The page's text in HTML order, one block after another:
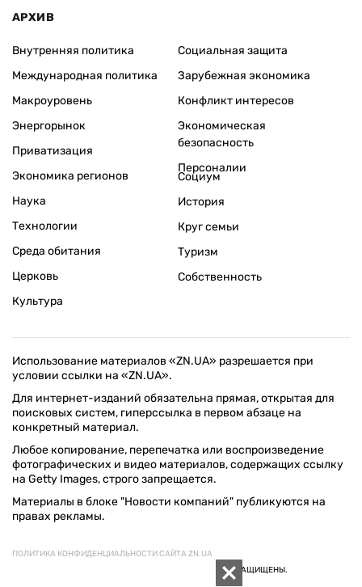
АРХИВ
Внутренняя политика
Международная политика
Макроуровень
Энергорынок
Приватизация
Экономика регионов
Социальная защита
Зарубежная экономика
Конфликт интересов
Экономическая
безопасность
Персоналии
Наука
Технологии
Среда обитания
Церковь
Культура
Социум
История
Круг семьи
Туризм
Собственность
Использование материалов «ZN.UA» разрешается при
условии ссылки на «ZN.UA».
Для интернет-изданий обязательна прямая, открытая для
поисковых систем, гиперссылка в первом абзаце на
конкретный материал.
Любое копирование, перепечатка или воспроизведение
фотографических и видео материалов, содержащих ссылку
на Getty Images, строго запрещается.
Материалы в блоке "Новости компаний" публикуются на
правах рекламы.
ПОЛИТИКА КОНФИДЕНЦИАЛЬНОСТИ САЙТА ZN.UA
© 1994–2026 «ЗЕРКАЛО НЕДЕЛИ. УКРАИНА». ВСЕ ПРАВА ЗАЩИЩЕНЫ.